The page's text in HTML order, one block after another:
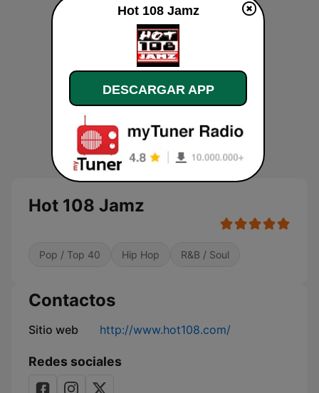
Hot 108 Jamz
Pop / Top 40 Hip Hop R&B / Soul
Contactos
Sitio web http://www.hot108.com/
Redes sociales
Hot 108 Jamz
DESCARGAR APP